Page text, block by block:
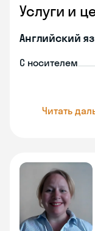
Услуги и
Английский
С носителем
Читать